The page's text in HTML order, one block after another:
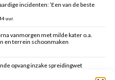
incidenten: ’Een van de beste
uur.
vanmorgen met milde kater o.a.
en terrein schoonmaken
opvang inzake spreidingwet